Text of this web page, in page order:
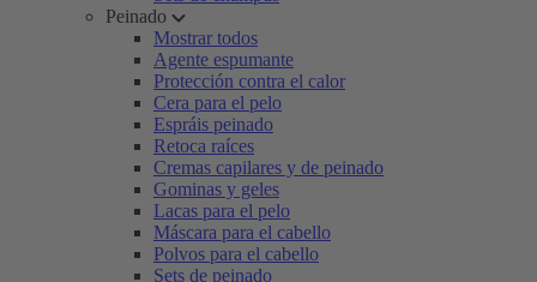
Peinado
Mostrar todos
Agente espumante
Protección contra el calor
Cera para el pelo
Espráis peinado
Retoca raíces
Cremas capilares y de peinado
Gominas y geles
Lacas para el pelo
Máscara para el cabello
Polvos para el cabello
Sets de peinado